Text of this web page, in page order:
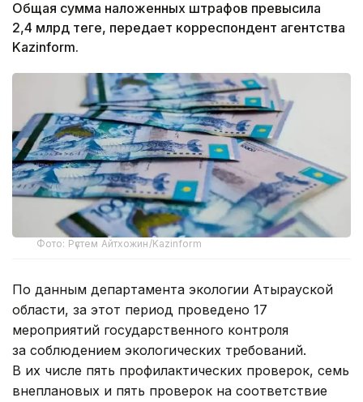
Общая сумма наложенных штрафов превысила
2,4 млрд теңге, передает корреспондент агентства
Kazinform.
Фото: Рүстем Айтхожин/Kazinform
По данным департамента экологии Атырауской
области, за этот период проведено 17
мероприятий государственного контроля
за соблюдением экологических требований.
В их числе пять профилактических проверок, семь
внеплановых и пять проверок на соответствие